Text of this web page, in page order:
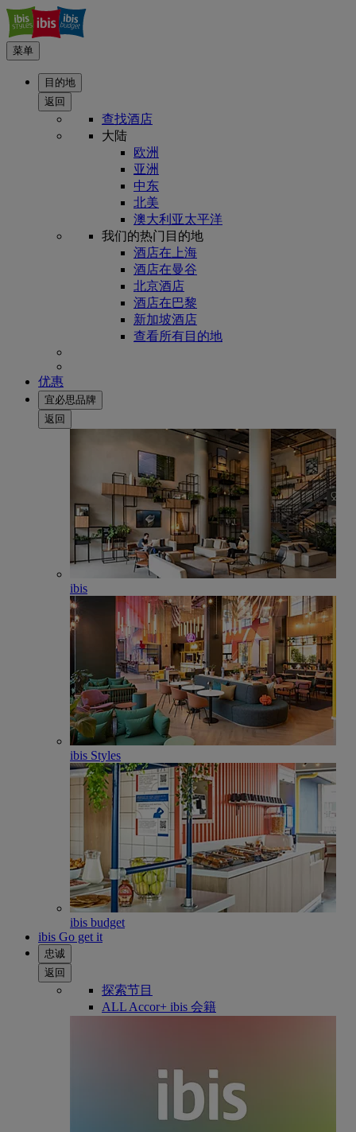
菜单
目的地
返回
查找酒店
大陆
欧洲
亚洲
中东
北美
澳大利亚太平洋
我们的热门目的地
酒店在上海
酒店在曼谷
北京酒店
酒店在巴黎
新加坡酒店
查看所有目的地
优惠
宜必思品牌
返回
ibis
ibis Styles
ibis budget
ibis Go get it
忠诚
返回
探索节目
ALL Accor+ ibis 会籍